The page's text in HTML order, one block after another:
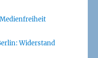
Widerstand